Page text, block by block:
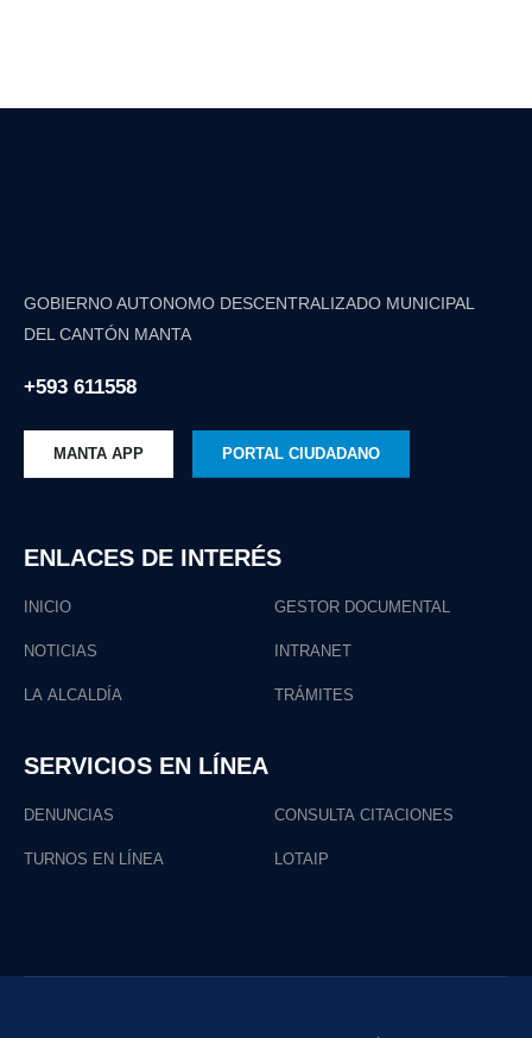
GOBIERNO AUTONOMO DESCENTRALIZADO MUNICIPAL
DEL CANTÓN MANTA
+593 611558
MANTA APP PORTAL CIUDADANO
ENLACES DE INTERÉS
INICIO
NOTICIAS
LA ALCALDÍA
GESTOR DOCUMENTAL
INTRANET
TRÁMITES
SERVICIOS EN LÍNEA
DENUNCIAS
TURNOS EN LÍNEA
CONSULTA CITACIONES
LOTAIP